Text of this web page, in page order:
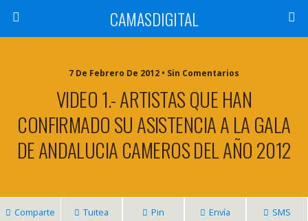
CAMASDIGITAL
7 De Febrero De 2012 • Sin Comentarios
VIDEO 1.- ARTISTAS QUE HAN
CONFIRMADO SU ASISTENCIA A LA GALA
DE ANDALUCIA CAMEROS DEL AÑO 2012
Comparte Tuitea Pin Envía SMS